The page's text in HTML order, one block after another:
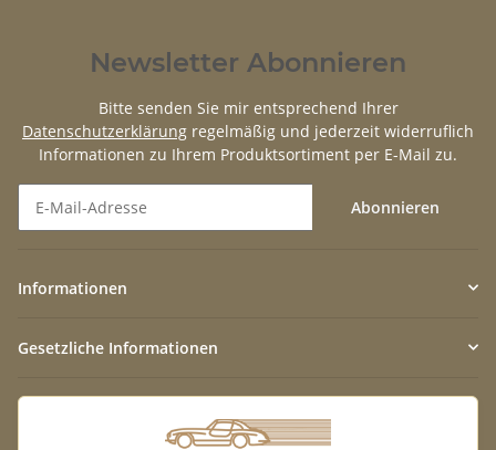
Newsletter Abonnieren
Bitte senden Sie mir entsprechend Ihrer
Datenschutzerklärung regelmäßig und jederzeit widerruflich
Informationen zu Ihrem Produktsortiment per E-Mail zu.
Abonnieren
Informationen
Gesetzliche Informationen